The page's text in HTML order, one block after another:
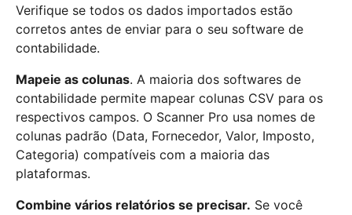
Verifique se todos os dados importados estão
corretos antes de enviar para o seu software de
contabilidade.
Mapeie as colunas. A maioria dos softwares de
contabilidade permite mapear colunas CSV para os
respectivos campos. O Scanner Pro usa nomes de
colunas padrão (Data, Fornecedor, Valor, Imposto,
Categoria) compatíveis com a maioria das
plataformas.
Combine vários relatórios se precisar. Se você